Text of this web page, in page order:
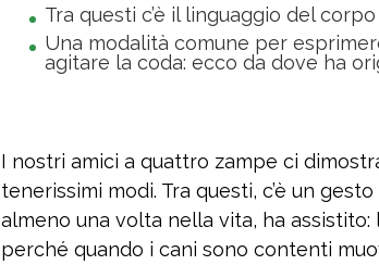
Tra questi c’è il linguaggio del corpo
Una modalità comune per
agitare la coda: ecco da dove ha
I nostri amici a quattro zampe ci
tenerissimi modi. Tra questi, c’è un
almeno una volta nella vita, ha
perché quando i cani sono contenti